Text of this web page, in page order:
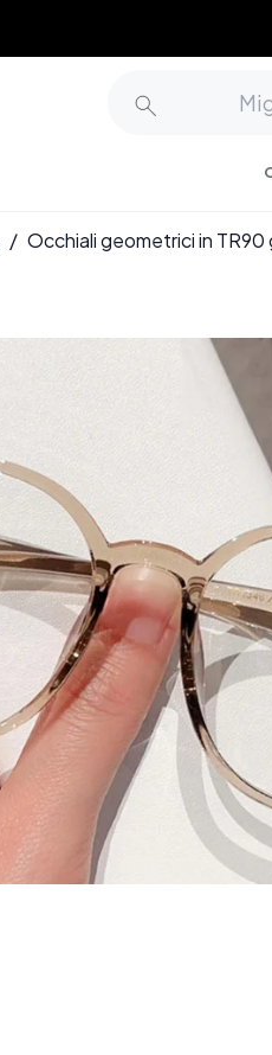
/ Occhiali geometrici in